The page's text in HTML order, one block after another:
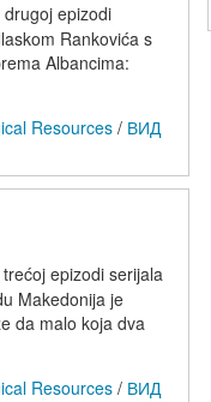
epizodi
Rankovića s
Albancima:
Resources / ВИД
epizodi serijala
Makedonija je
da malo koja dva
Resources / ВИД